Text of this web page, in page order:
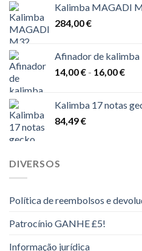
Kalimba MAGADI
284,00€
Afinador de kalimba
14,00€ - 16,00€
Kalimba 17 notas
84,49€
DIVERSOS
Política de reembolsos e
Patrocínio GANHE £5!
Informação jurídica